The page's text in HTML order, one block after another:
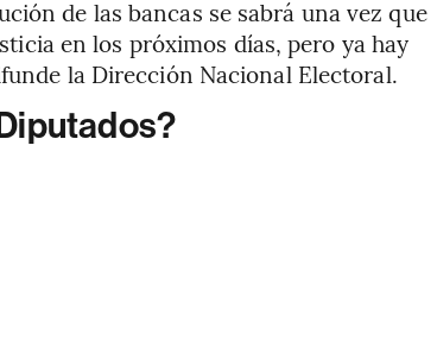
de las bancas se sabrá una vez que
en los próximos días, pero ya hay
la Dirección Nacional Electoral.